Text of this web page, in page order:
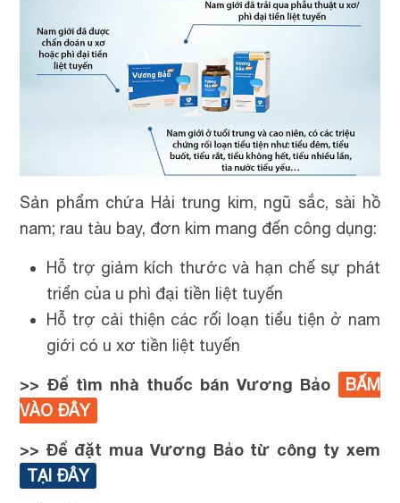
Sản phẩm chứa Hải trung kim, ngũ sắc, sài hồ
nam; rau tàu bay, đơn kim mang đến công dụng:
Hỗ trợ giảm kích thước và hạn chế sự phát
triển của u phì đại tiền liệt tuyến
Hỗ trợ cải thiện các rối loạn tiểu tiện ở nam
giới có u xơ tiền liệt tuyến
>> Để tìm nhà thuốc bán Vương Bảo
BẤM
VÀO ĐÂY
>> Để đặt mua Vương Bảo từ công ty xem
TẠI ĐÂY